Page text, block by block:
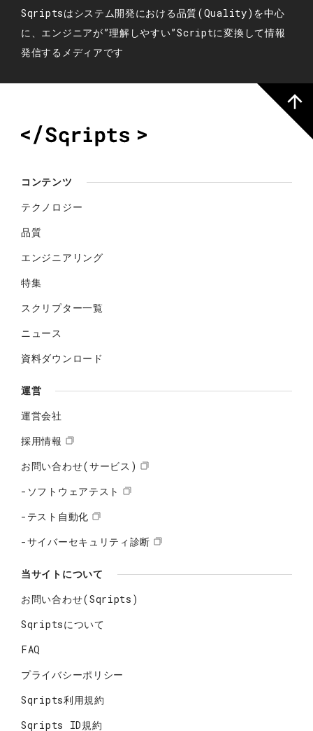
Sqriptsはシステム開発における品質(Quality)を中心
に、エンジニアが”理解しやすい”Scriptに変換して情報
発信するメディアです
コンテンツ
テクノロジー
品質
エンジニアリング
特集
スクリプター一覧
ニュース
資料ダウンロード
運営
運営会社
採用情報
お問い合わせ(サービス)
-ソフトウェアテスト
-テスト自動化
-サイバーセキュリティ診断
当サイトについて
お問い合わせ(Sqripts)
Sqriptsについて
FAQ
プライバシーポリシー
Sqripts利用規約
Sqripts ID規約